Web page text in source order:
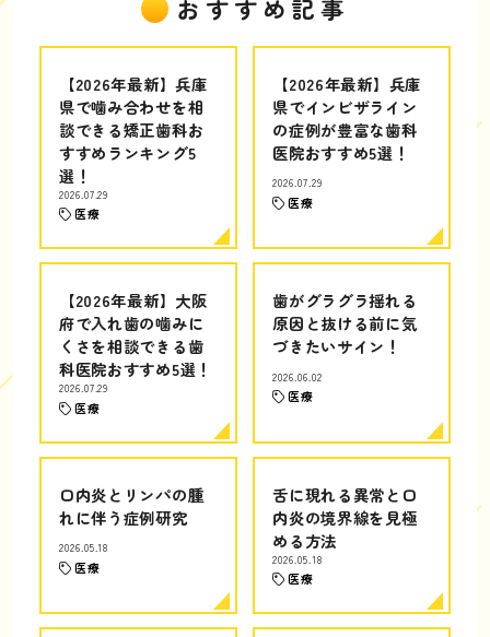
おすすめ記事
【2026年最新】兵庫
県で噛み合わせを相
談できる矯正歯科お
すすめランキング5
選！
2026.07.29
医療
【2026年最新】兵庫
県でインビザライン
の症例が豊富な歯科
医院おすすめ5選！
2026.07.29
医療
【2026年最新】大阪
府で入れ歯の噛みに
くさを相談できる歯
科医院おすすめ5選！
2026.07.29
医療
歯がグラグラ揺れる
原因と抜ける前に気
づきたいサイン！
2026.06.02
医療
口内炎とリンパの腫
れに伴う症例研究
2026.05.18
医療
舌に現れる異常と口
内炎の境界線を見極
める方法
2026.05.18
医療